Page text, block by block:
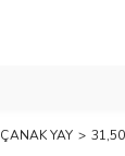
ÇANAK YAY